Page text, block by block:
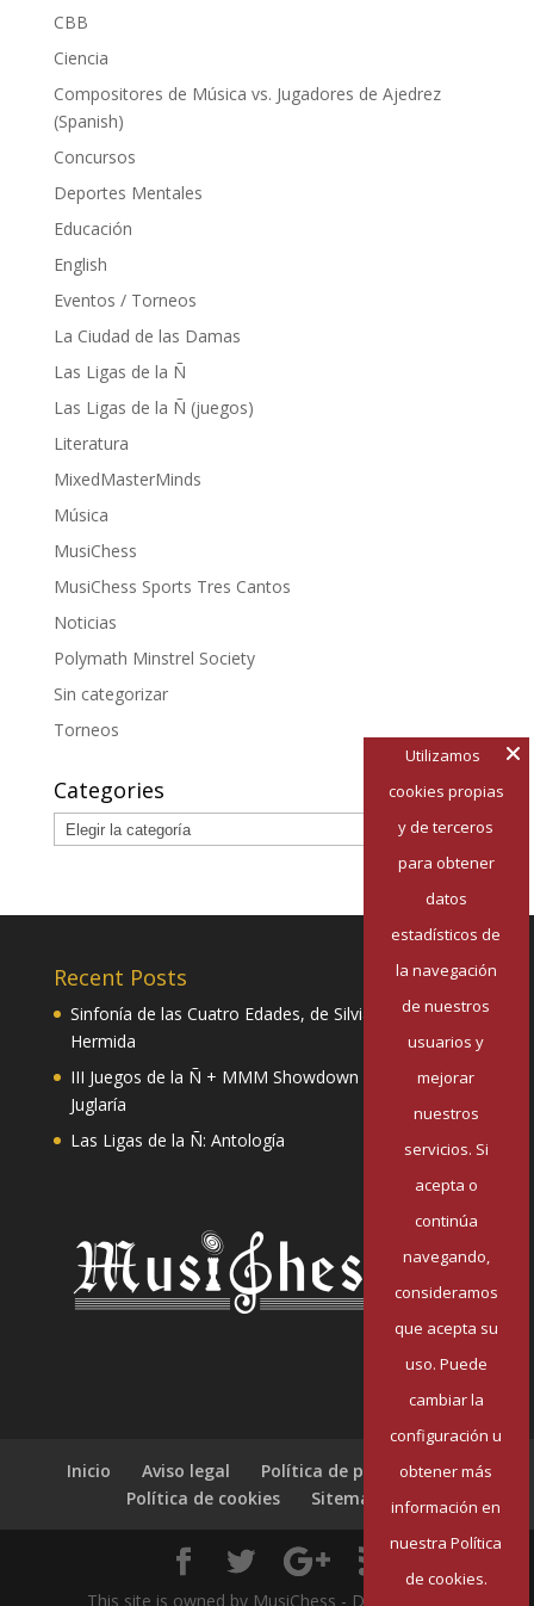
CBB
Ciencia
Compositores de Música vs. Jugadores de Ajedrez
(Spanish)
Concursos
Deportes Mentales
Educación
English
Eventos / Torneos
La Ciudad de las Damas
Las Ligas de la Ñ
Las Ligas de la Ñ (juegos)
Literatura
MixedMasterMinds
Música
MusiChess
MusiChess Sports Tres Cantos
Noticias
Polymath Minstrel Society
Sin categorizar
Torneos
Categories
Categories
Recent Posts
Sinfonía de las Cuatro Edades, de Silvia Pazos
Hermida
III Juegos de la Ñ + MMM Showdown II: Mester de
Juglaría
Las Ligas de la Ñ: Antología
Inicio Aviso legal
Política de privacidad
Política de cookies
Sitemap
This site is owned by MusiChess - Designed by
Utilizamos
cookies propias
y de terceros
para obtener
datos
estadísticos de
la navegación
de nuestros
usuarios y
mejorar
nuestros
servicios. Si
acepta o
continúa
navegando,
consideramos
que acepta su
uso. Puede
cambiar la
configuración u
obtener más
información en
nuestra Política
de cookies.